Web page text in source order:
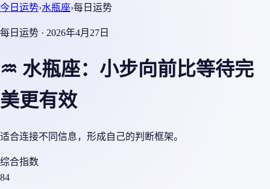
今日运势›水瓶座›每日运势
每日运势 · 2026年4月27日
♒ 水瓶座：小步向前比等待完
美更有效
适合连接不同信息，形成自己的判断框架。
综合指数
84